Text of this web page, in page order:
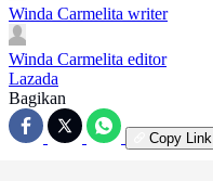
Winda Carmelita writer
Winda Carmelita editor
Lazada
Bagikan
Copy Link